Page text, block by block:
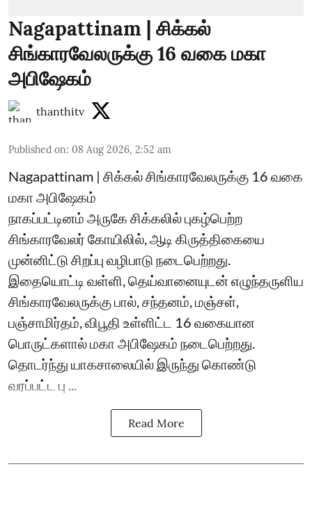
Nagapattinam | சிக்கல்
சிங்காரவேலருக்கு 16 வகை மகா
அபிஷேகம்
thanthitv
Published on: 08 Aug 2026, 2:52 am
Nagapattinam | சிக்கல் சிங்காரவேலருக்கு 16 வகை
மகா அபிஷேகம்
நாகப்பட்டினம் அருகே சிக்கலில் புகழ்பெற்ற
சிங்காரவேலர் கோயிலில், ஆடி கிருத்திகையை
முன்னிட்டு சிறப்பு வழிபாடு நடைபெற்றது.
இதையொட்டி வள்ளி, தெய்வானையுடன் எழுந்தருளிய
சிங்காரவேலருக்கு பால், சந்தனம், மஞ்சள்,
பஞ்சாமிர்தம், விபூதி உள்ளிட்ட 16 வகையான
பொருட்களால் மகா அபிஷேகம் நடைபெற்றது.
தொடர்ந்து யாகசாலையில் இருந்து கொண்டு
வரப்பட்ட பு ...
Read More